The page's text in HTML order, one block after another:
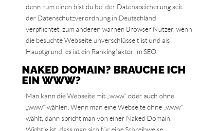
denn zum einen bist du bei der Datenspeicherung seit
der Datenschutzverordnung in Deutschland
verpflichtet, zum anderen warnen Browser Nutzer, wenn
die besuchte Webseite unverschlüsselt ist und als
Hauptgrund, es ist ein Rankingfaktor im SEO.
NAKED DOMAIN? BRAUCHE ICH
EIN WWW?
Man kann die Webseite mit „www“ oder auch ohne
„www“ wählen. Wenn man eine Webseite ohne „www“
wählt, dann spricht man von einer Naked Domain.